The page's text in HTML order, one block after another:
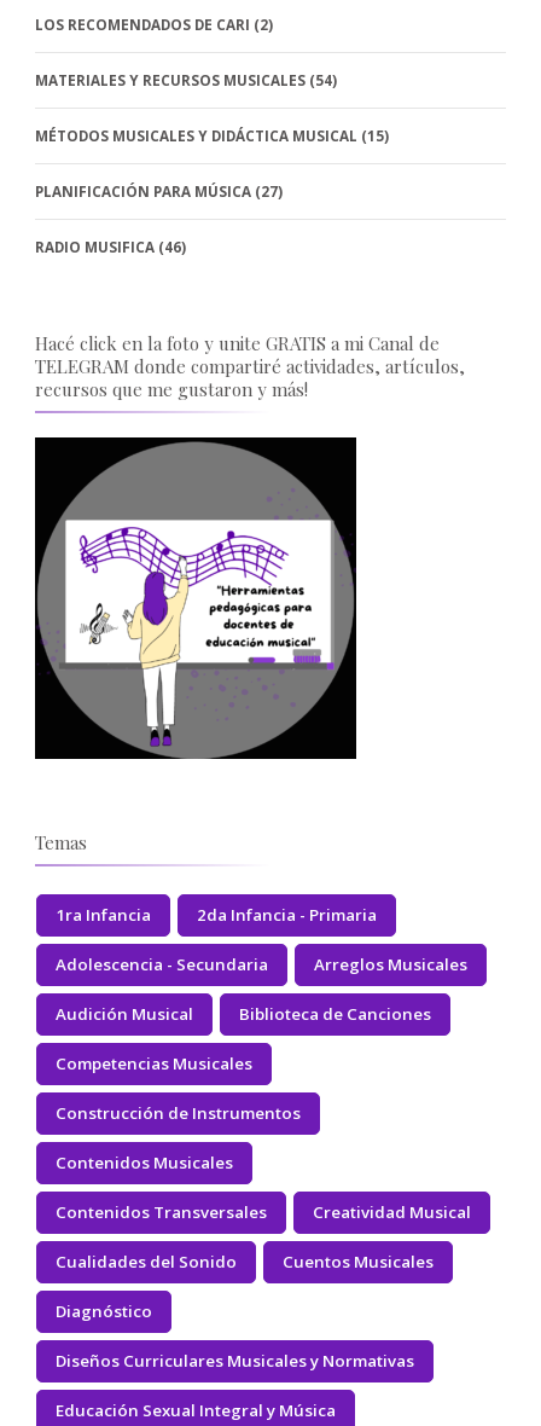
LOS RECOMENDADOS DE CARI (2)
MATERIALES Y RECURSOS MUSICALES (54)
MÉTODOS MUSICALES Y DIDÁCTICA MUSICAL (15)
PLANIFICACIÓN PARA MÚSICA (27)
RADIO MUSIFICA (46)
Hacé click en la foto y unite GRATIS a mi Canal de
TELEGRAM donde compartiré actividades, artículos,
recursos que me gustaron y más!
Temas
1ra Infancia 2da Infancia - Primaria
Adolescencia - Secundaria Arreglos Musicales
Audición Musical Biblioteca de Canciones
Competencias Musicales
Construcción de Instrumentos
Contenidos Musicales
Contenidos Transversales Creatividad Musical
Cualidades del Sonido Cuentos Musicales
Diagnóstico
Diseños Curriculares Musicales y Normativas
Educación Sexual Integral y Música